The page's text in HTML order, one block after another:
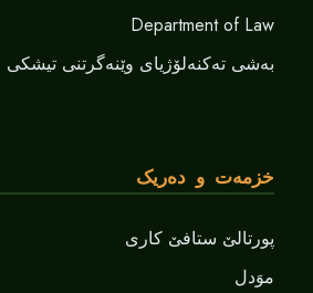
Department of Law
بەشی تەکنەلۆژیای وێنەگرتنی تیشکی
خزمەت و دەریک
پورتالێ ستافێ کاری
موَدل